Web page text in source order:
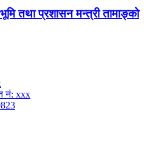
तथा प्रशासन मन्त्री तामाङ्को
नं: xxx